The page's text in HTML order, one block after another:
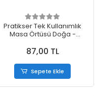
Pratikser Tek Kullanımlık
Masa Örtüsü Doğa -
87,00 TL
Sepete Ekle